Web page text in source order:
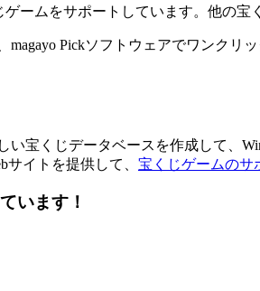
ゲームをサポートしています。他の
Pickソフトウェアでワンクリ
宝くじデータベースを作成して、
イトを提供して、 宝くじゲームのサ
います！